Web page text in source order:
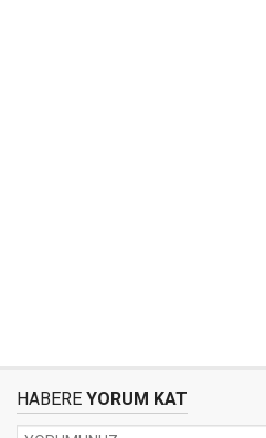
HABERE YORUM KAT